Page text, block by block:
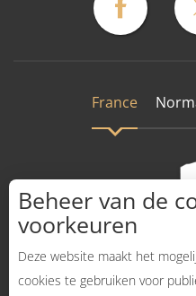
France
Beheer van de
voorkeuren
Deze website maakt het
cookies te gebruiken voor